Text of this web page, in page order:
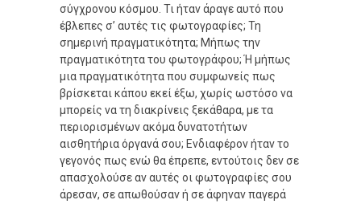
σύγχρονου κόσμου. Τι ήταν άραγε αυτό που
έβλεπες σ’ αυτές τις φωτογραφίες; Τη
σημερινή πραγματικότητα; Μήπως την
πραγματικότητα του φωτογράφου; Ή μήπως
μια πραγματικότητα που συμφωνείς πως
βρίσκεται κάπου εκεί έξω, χωρίς ωστόσο να
μπορείς να τη διακρίνεις ξεκάθαρα, με τα
περιορισμένων ακόμα δυνατοτήτων
αισθητήρια όργανά σου; Ενδιαφέρον ήταν το
γεγονός πως ενώ θα έπρεπε, εντούτοις δεν σε
απασχολούσε αν αυτές οι φωτογραφίες σου
άρεσαν, σε απωθούσαν ή σε άφηναν παγερά